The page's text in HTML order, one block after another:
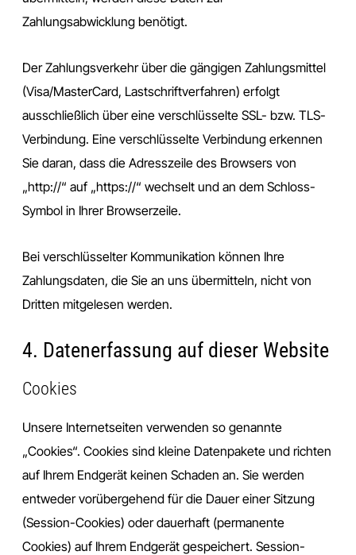
Zahlungsabwicklung benötigt.
Der Zahlungsverkehr über die gängigen Zahlungsmittel
(Visa/MasterCard, Lastschriftverfahren) erfolgt
ausschließlich über eine verschlüsselte SSL- bzw. TLS-
Verbindung. Eine verschlüsselte Verbindung erkennen
Sie daran, dass die Adresszeile des Browsers von
„http://“ auf „https://“ wechselt und an dem Schloss-
Symbol in Ihrer Browserzeile.
Bei verschlüsselter Kommunikation können Ihre
Zahlungsdaten, die Sie an uns übermitteln, nicht von
Dritten mitgelesen werden.
4. Datenerfassung auf dieser Website
Cookies
Unsere Internetseiten verwenden so genannte
„Cookies“. Cookies sind kleine Datenpakete und richten
auf Ihrem Endgerät keinen Schaden an. Sie werden
entweder vorübergehend für die Dauer einer Sitzung
(Session-Cookies) oder dauerhaft (permanente
Cookies) auf Ihrem Endgerät gespeichert. Session-